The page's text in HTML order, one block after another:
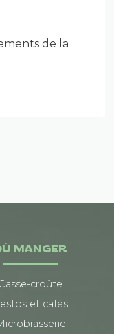
de la
MANGER
croûte
et cafés